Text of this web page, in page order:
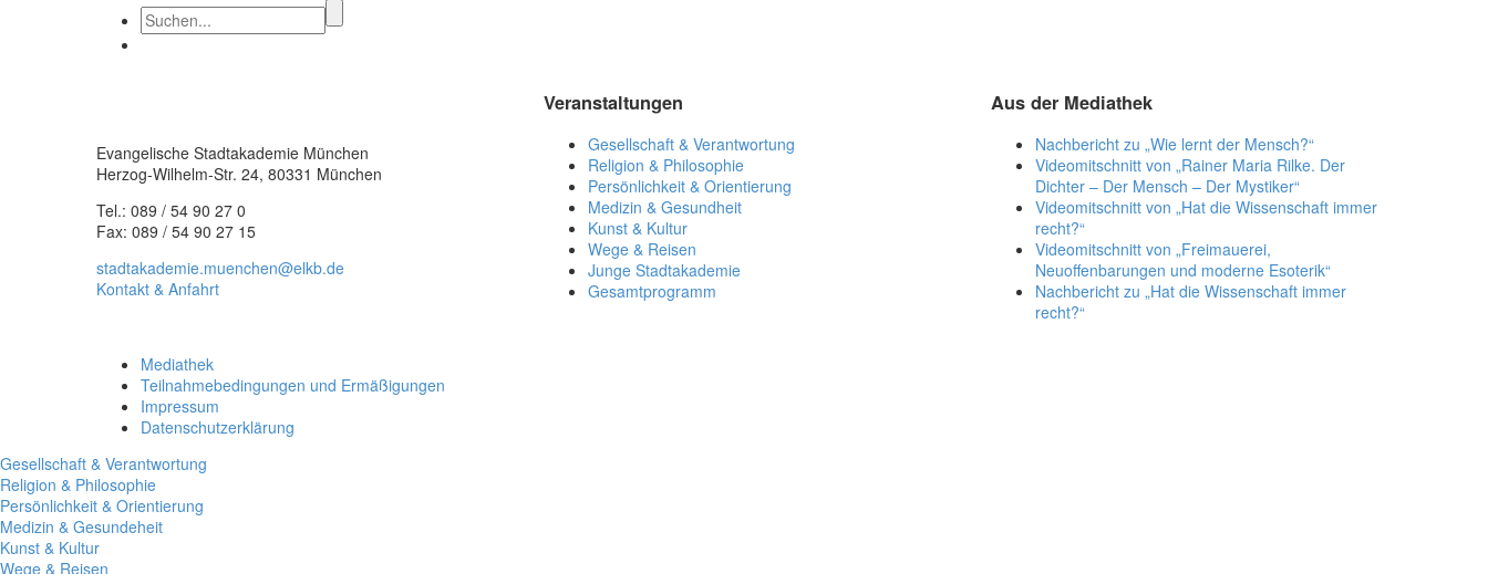
Evangelische Stadtakademie München
Herzog-Wilhelm-Str. 24, 80331 München
Tel.: 089 / 54 90 27 0
Fax: 089 / 54 90 27 15
stadtakademie.muenchen@elkb.de
Kontakt & Anfahrt
Veranstaltungen
Gesellschaft & Verantwortung
Religion & Philosophie
Persönlichkeit & Orientierung
Medizin & Gesundheit
Kunst & Kultur
Wege & Reisen
Junge Stadtakademie
Gesamtprogramm
Aus der Mediathek
Nachbericht zu „Wie lernt der Mensch?“
Videomitschnitt von „Rainer Maria Rilke. Der
Dichter – Der Mensch – Der Mystiker“
Videomitschnitt von „Hat die Wissenschaft immer
recht?“
Videomitschnitt von „Freimauerei,
Neuoffenbarungen und moderne Esoterik“
Nachbericht zu „Hat die Wissenschaft immer
recht?“
Mediathek
Teilnahmebedingungen und Ermäßigungen
Impressum
Datenschutzerklärung
Gesellschaft & Verantwortung
Religion & Philosophie
Persönlichkeit & Orientierung
Medizin & Gesundeheit
Kunst & Kultur
Wege & Reisen